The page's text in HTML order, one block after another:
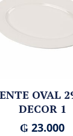
OVAL
DECOR 1
₲ 23.000